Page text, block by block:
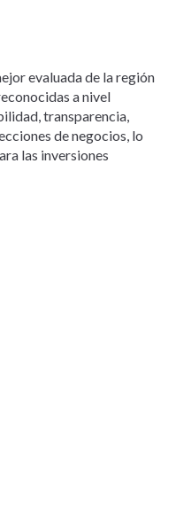
evaluada de la región
a nivel
transparencia,
de negocios, lo
las inversiones